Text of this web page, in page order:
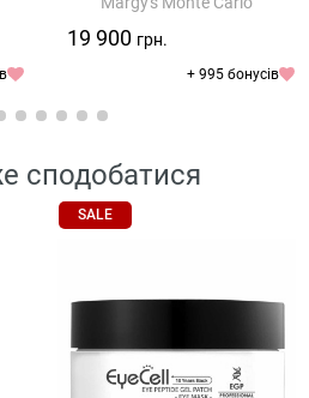
19 900 грн.
+ 995 бонусів
сподобатися
SALE